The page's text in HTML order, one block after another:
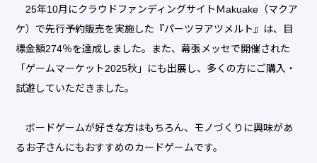
25年10月にクラウドファンディングサイトＭakuake（マクア
ケ）で先行予約販売を実施した『パーツヲアツメルト』は、目
標金額274％を達成しました。また、幕張メッセで開催された
「ゲームマーケット2025秋」にも出展し、多くの方にご購入・
試遊していただきました。
ボードゲームが好きな方はもちろん、モノづくりに興味があ
るお子さんにもおすすめのカードゲームです。